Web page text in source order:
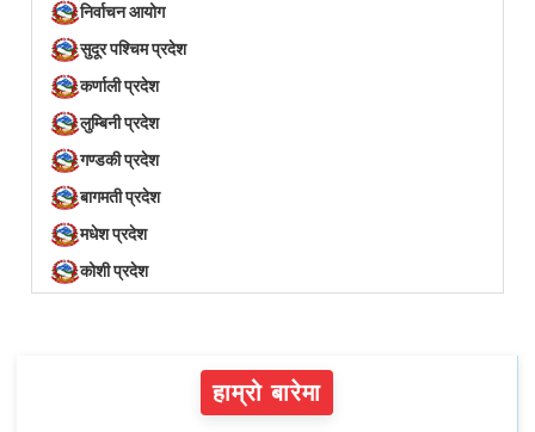
निर्वाचन आयोग
सुदूर पश्चिम प्रदेश
कर्णाली प्रदेश
लुम्बिनी प्रदेश
गण्डकी प्रदेश
बागमती प्रदेश
मधेश प्रदेश
कोशी प्रदेश
हाम्रो बारेमा